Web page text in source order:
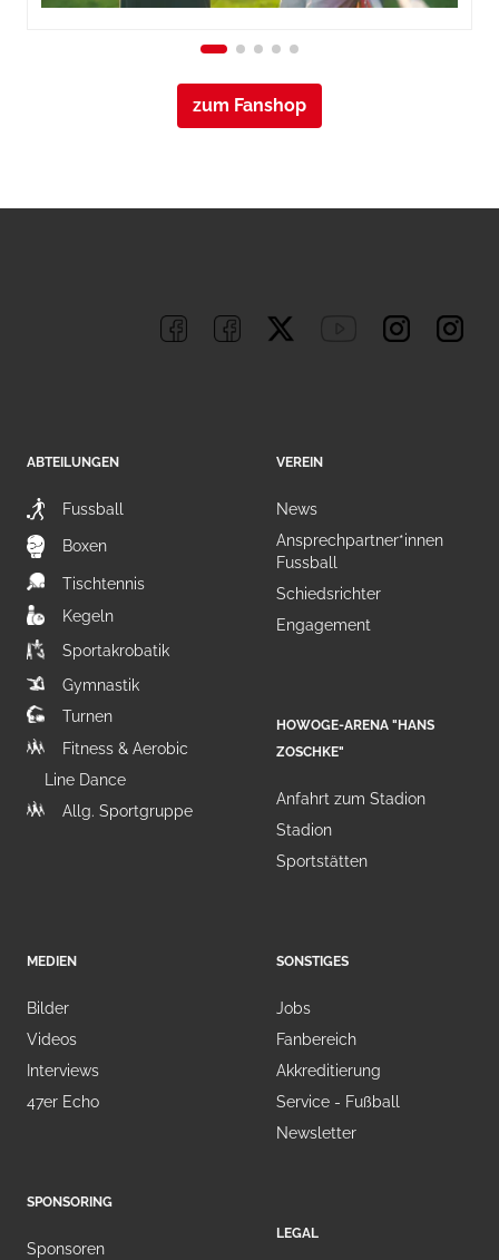
zum Fanshop
ABTEILUNGEN
Fussball
Boxen
Tischtennis
Kegeln
Sportakrobatik
Gymnastik
Turnen
Fitness & Aerobic
Line Dance
Allg. Sportgruppe
VEREIN
News
Ansprechpartner*innen
Fussball
Schiedsrichter
Engagement
HOWOGE-ARENA "HANS
ZOSCHKE"
Anfahrt zum Stadion
Stadion
Sportstätten
MEDIEN
Bilder
Videos
Interviews
47er Echo
SPONSORING
Sponsoren
SONSTIGES
Jobs
Fanbereich
Akkreditierung
Service - Fußball
Newsletter
LEGAL